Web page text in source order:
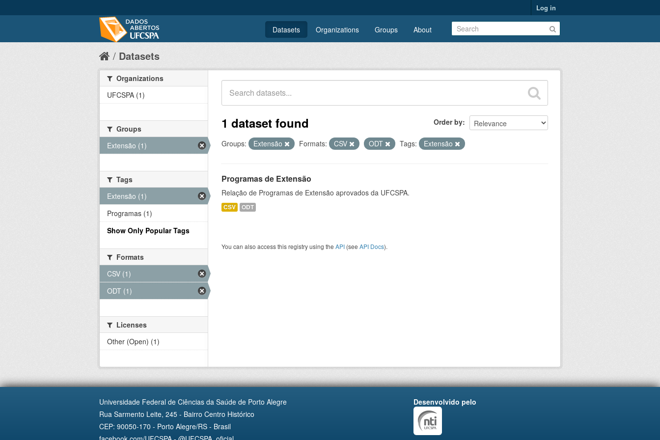
Log in
Datasets Organizations Groups About
Datasets
Order by
1 dataset found
Groups: Extensão Formats: CSV ODT Tags: Extensão
Programas de Extensão
Relação de Programas de Extensão aprovados da UFCSPA.
CSV ODT
You can also access this registry using the API (see API Docs).
Organizations
UFCSPA (1)
Groups
Extensão (1)
Tags
Extensão (1)
Programas (1)
Show Only Popular Tags
Formats
CSV (1)
ODT (1)
Licenses
Other (Open) (1)
Universidade Federal de Ciências da Saúde de Porto Alegre
Rua Sarmento Leite, 245 - Bairro Centro Histórico
CEP: 90050-170 - Porto Alegre/RS - Brasil
Desenvolvido pelo